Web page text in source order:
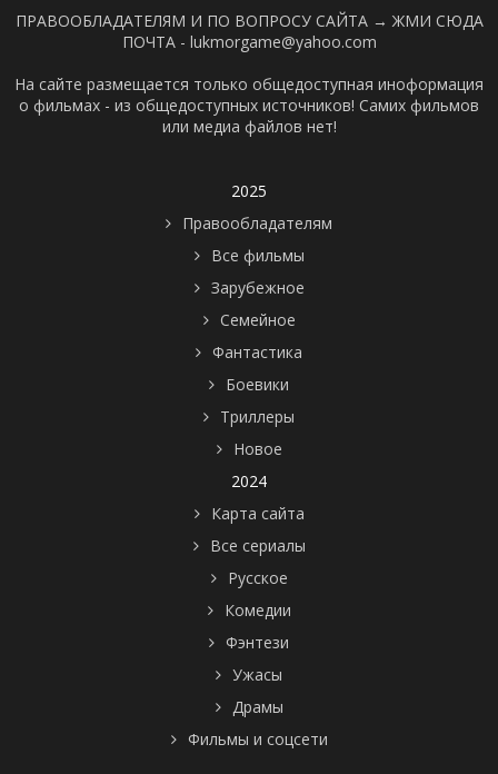
ПРАВООБЛАДАТЕЛЯМ И ПО ВОПРОСУ САЙТА → ЖМИ СЮДА
ПОЧТА - lukmorgame@yahoo.com
На сайте размещается только общедоступная иноформация
о фильмах - из общедоступных источников! Самих фильмов
или медиа файлов нет!
2025
Правообладателям
Все фильмы
Зарубежное
Семейное
Фантастика
Боевики
Триллеры
Новое
2024
Карта сайта
Все сериалы
Русское
Комедии
Фэнтези
Ужасы
Драмы
Фильмы и соцсети